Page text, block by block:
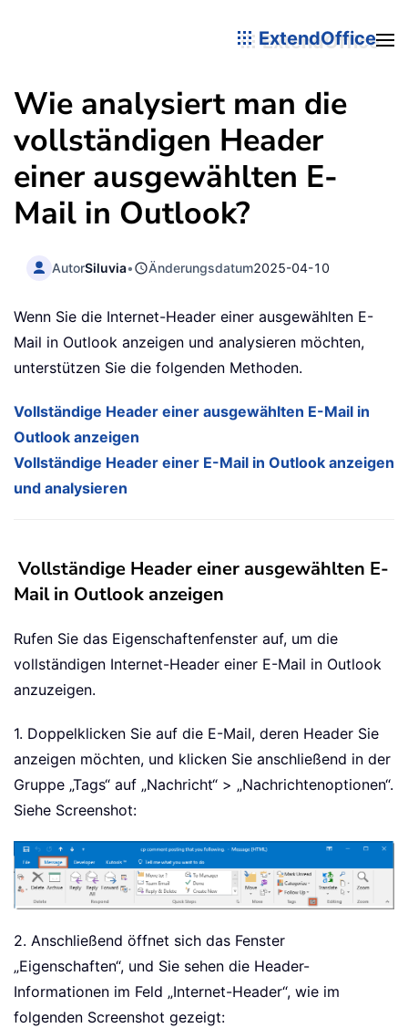
ExtendOffice
Wie analysiert man die
vollständigen Header
einer ausgewählten E-
Mail in Outlook?
AutorSiluvia• Änderungsdatum2025-04-10
Wenn Sie die Internet-Header einer ausgewählten E-
Mail in Outlook anzeigen und analysieren möchten,
unterstützen Sie die folgenden Methoden.
Vollständige Header einer ausgewählten E-Mail in
Outlook anzeigen
Vollständige Header einer E-Mail in Outlook anzeigen
und analysieren
Vollständige Header einer ausgewählten E-
Mail in Outlook anzeigen
Rufen Sie das Eigenschaftenfenster auf, um die
vollständigen Internet-Header einer E-Mail in Outlook
anzuzeigen.
1. Doppelklicken Sie auf die E-Mail, deren Header Sie
anzeigen möchten, und klicken Sie anschließend in der
Gruppe „Tags“ auf „Nachricht“ > „Nachrichtenoptionen“.
Siehe Screenshot:
2. Anschließend öffnet sich das Fenster
„Eigenschaften“, und Sie sehen die Header-
Informationen im Feld „Internet-Header“, wie im
folgenden Screenshot gezeigt: